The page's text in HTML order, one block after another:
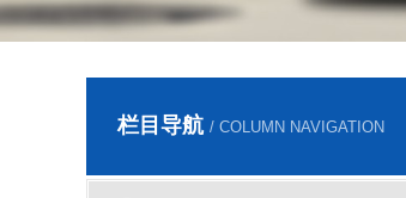
栏目导航 / COLUMN NAVIGATION